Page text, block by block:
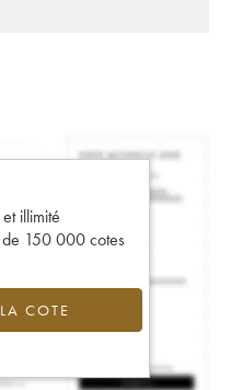
illimité
de 150 000 cotes
COTE